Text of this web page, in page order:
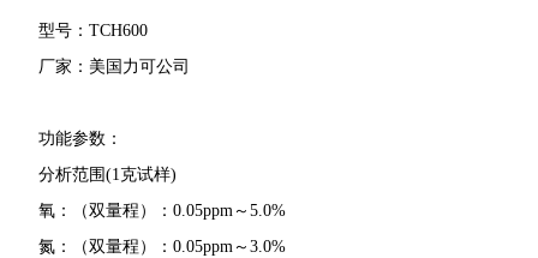
型号：TCH600
厂家：美国力可公司
功能参数：
分析范围(1克试样)
氧：（双量程）：0.05ppm～5.0%
氮：（双量程）：0.05ppm～3.0%